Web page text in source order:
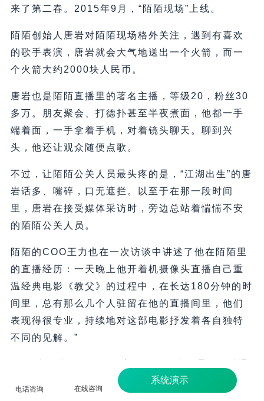
来了第二春。2015年9月，“陌陌现场”上线。
陌陌创始人唐岩对陌陌现场格外关注，遇到有喜欢
的歌手表演，唐岩就会大气地送出一个火箭，而一
个火箭大约2000块人民币。
唐岩也是陌陌直播里的著名主播，等级20，粉丝30
多万。朋友聚会、打德扑甚至半夜煮面，他都一手
端着面，一手拿着手机，对着镜头聊天。聊到兴
头，他还让观众随便点歌。
不过，让陌陌公关人员最头疼的是，“江湖出生”的唐
岩话多、嘴碎，口无遮拦。以至于在那一段时间
里，唐岩在接受媒体采访时，旁边总站着惴惴不安
的陌陌公关人员。
陌陌的COO王力也在一次访谈中讲述了他在陌陌里
的直播经历：一天晚上他开着机摄像头直播自己重
温经典电影《教父》的过程中，在长达180分钟的时
间里，总有那么几个人驻留在他的直播间里，他们
表现得很专业，持续地对这部电影抒发着各自独特
不同的见解。”
讯软件。随后游戏玩家自发地在这个语音通讯工具
电话咨询 在线咨询
系统演示